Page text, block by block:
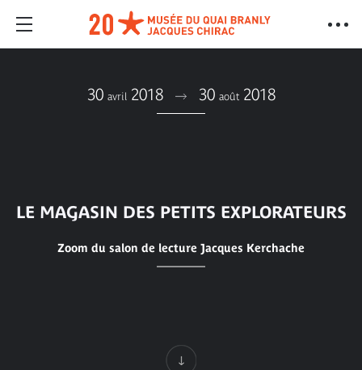
30 avril 2018 30 août 2018
LE MAGASIN DES PETITS EXPLORATEURS
Zoom du salon de lecture Jacques Kerchache